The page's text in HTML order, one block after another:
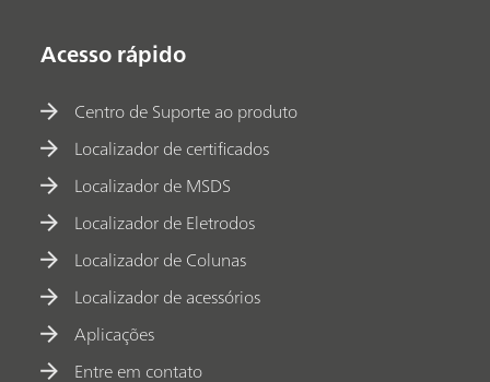
Acesso rápido
Centro de Suporte ao produto
Localizador de certificados
Localizador de MSDS
Localizador de Eletrodos
Localizador de Colunas
Localizador de acessórios
Aplicações
Entre em contato